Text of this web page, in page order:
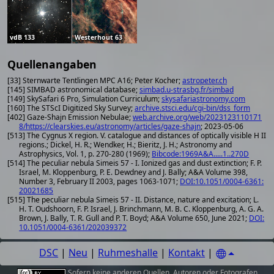
vdB 133 Westerhout 63
Quellenangaben
[33] Sternwarte Tentlingen MPC A16; Peter Kocher;astropeter.ch
[145] SIMBAD astronomical database;simbad.u-strasbg.fr/simbad
[149] SkySafari 6 Pro, Simulation Curriculum;skysafariastronomy.com
[160] The STScI Digitized Sky Survey;archive.stsci.edu/cgi-bin/dss_form
[402] Gaze-Shajn Emission Nebulae;web.archive.org/web/2023123110171
8/https://clearskies.eu/astronomy/articles/gaze-shajn; 2023-05-06
[513] The Cygnus X region. V. catalogue and distances of optically visible H II
regions.; Dickel, H. R.; Wendker, H.; Bieritz, J. H.; Astronomy and
Astrophysics, Vol. 1, p. 270-280 (1969); Bibcode:1969A&A.....1..270D
[514] The peculiar nebula Simeis 57 - I. Ionized gas and dust extinction; F. P.
Israel, M. Kloppenburg, P. E. Dewdney and J. Bally; A&A Volume 398,
Number 3, February II 2003, pages 1063-1071; DOI:10.1051/0004-6361:
20021685
[515] The peculiar nebula Simeis 57 - II. Distance, nature and excitation; L.
H. T. Oudshoorn, F. P. Israel, J. Brinchmann, M. B. C. Kloppenburg, A. G. A.
Brown, J. Bally, T. R. Gull and P. T. Boyd; A&A Volume 650, June 2021; DOI:
10.1051/0004-6361/202039372
DSC | Neu | Ruhmeshalle | Kontakt |